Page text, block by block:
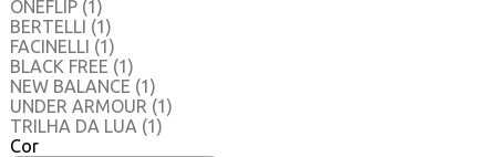
ONEFLIP (1)
BERTELLI (1)
FACINELLI (1)
BLACK FREE (1)
NEW BALANCE (1)
UNDER ARMOUR (1)
TRILHA DA LUA (1)
Cor